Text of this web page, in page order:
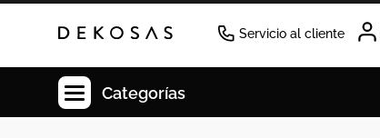
Servicio al cliente
Categorías